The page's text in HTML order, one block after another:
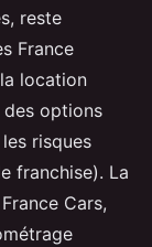
reste
France
location
options
risques
franchise). La
Cars,